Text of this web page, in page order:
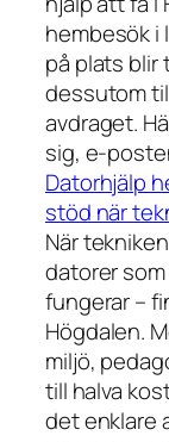
hembesök i
på plats blir
dessutom
avdraget.
sig, e-
Datorhjälp
stöd när
När
datorer
fungerar –
Högdalen.
miljö,
till halva
det enklare